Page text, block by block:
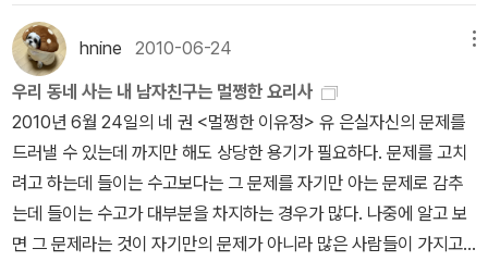
지 책도 모두 사서 읽어주고 싶다. 아이들은 엽기 호러물에 더 꽂히더
라는 말씀. 아주 재미있는 만화책도 소개 받았다. 이것도 사
고 싶은 생각이... 요즘 한창 가부와 메이 이야기를 읽어주고
들 계신데, 그 이야기에 젖어드는 아이들의 이야기를 듣는 재미도 솔
솔했다. 개구쟁이 일학년 녀석들이 가부 흉내를 낸다면서 '아우~아우
~' 한다는데... 글밥이 많아서 읽어줄 수는 없지만, 이야기를 들려주
었다며 우리에게도 들려준 이야기 <<워거즐튼무아>>는 도서실 책
으로 사 두어서 이제 곧 들어올 예정인데, 함께 한 책갈피 만들기도 재
생님 얼굴에는 깊은 주름이 박혀 있는데, 그건 아주 당연한 일이다. 올
해 아흔다섯 살이 된 할머니이기 때문이다. 나는 린드그렌 선생님 책
을 일곱 권 가지고 있다. 모두 열 번 넘게 읽었고. 요즘도 잠자기 전에
조금씩 읽는다. 머릿속에는 린드그렌 선생님의 이야기를 늘 넣고 다
닌다. 린드그렌 선생님이 없는 내 생활은 상상할 수도 없다. (9쪽) 나
는 스웨덴에 가서 린드그렌 선생님을 만나는 장면을 상상하기 시작했
다.먼저 린드그렌 선생님을 꼭 껴안는다. 선생님 품은 따뜻하고 옷을
부드럽다. 나는 선생님의 손을 잡는다. 백 살이 넘은 선생님은 손에 주
었는데, 여전히 재밌고 감동스럽다.린드그렌 선생님에게 올인하는 비
읍이가 부럽기도 하고, 스웨덴 말을 배워서'옮긴이'가 되고 싶다는 건
작가 유은실의 희망일까? ^^그러게 언니는 린드그렌 책을 서른 일곱
권이나 갖고 있는데, 우리집엔 <말괄량이 삐삐> 달랑 한 권이다.'나중
에 할머니가 되면 멋진 흔들의자에 앉아서 동네 꼬마들한테 린드그렌
선생님 책을 읽어 주라고.'비읍이가 그러게 언니에게 준 크리스마스
카드에 적은것처럼, 나도 이런 할머니가 되고 싶다.^^우리집엔 '나의
린드그렌 선생님, 만국기 소년'요렇게 두 권 있어요.<만국기 소년>은
단편의 매력을 흠뻑 느낄 수 있고, 유은실 작가의 내공이 느껴지는 대
hnine 2010-06-24
우리 동네 사는 내 남자친구는 멀쩡한 요리사
2010년 6월 24일의 네 권 <멀쩡한 이유정> 유 은실자신의 문제를
드러낼 수 있는데 까지만 해도 상당한 용기가 필요하다. 문제를 고치
려고 하는데 들이는 수고보다는 그 문제를 자기만 아는 문제로 감추
는데 들이는 수고가 대부분을 차지하는 경우가 많다. 나중에 알고 보
면 그 문제라는 것이 자기만의 문제가 아니라 많은 사람들이 가지고